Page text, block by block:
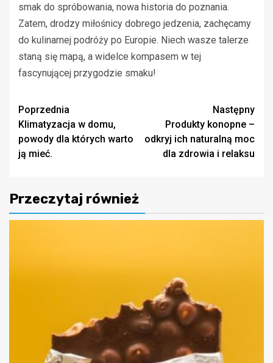
smak do spróbowania, nowa historia do poznania.
Zatem, drodzy miłośnicy dobrego jedzenia, zachęcamy
do kulinarnej podróży po Europie. Niech wasze talerze
staną się mapą, a widelce kompasem w tej
fascynującej przygodzie smaku!
Zobacz
wpisy
Poprzednia
Klimatyzacja w domu,
powody dla których warto
ją mieć.
Następny
Produkty konopne –
odkryj ich naturalną moc
dla zdrowia i relaksu
Przeczytaj również